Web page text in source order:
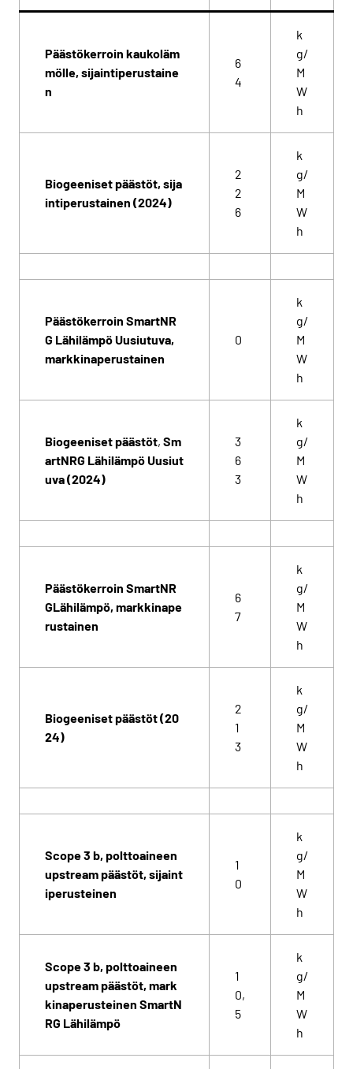
Päästökerroin kaukoläm
mölle, sijaintiperustaine
n
6
4
k
g/
M
W
h
Biogeeniset päästöt, sija
intiperustainen (2024)
2
2
6
k
g/
M
W
h
Päästökerroin SmartNR
G Lähilämpö Uusiutuva,
markkinaperustainen
0
k
g/
M
W
h
Biogeeniset päästöt, Sm
artNRG Lähilämpö Uusiut
uva (2024)
3
6
3
k
g/
M
W
h
Päästökerroin SmartNR
GLähilämpö, markkinape
rustainen
6
7
k
g/
M
W
h
Biogeeniset päästöt (20
24)
2
1
3
k
g/
M
W
h
Scope 3 b, polttoaineen
upstream päästöt, sijaint
iperusteinen
1
0
k
g/
M
W
h
Scope 3 b, polttoaineen
upstream päästöt, mark
kinaperusteinen SmartN
RG Lähilämpö
1
0,
5
k
g/
M
W
h